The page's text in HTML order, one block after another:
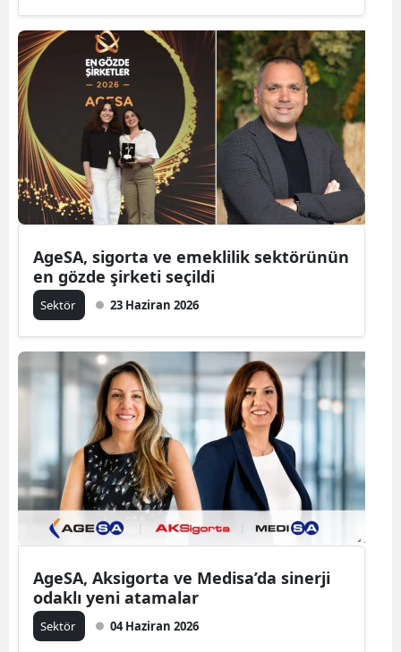
AgeSA, sigorta ve emeklilik sektörünün
en gözde şirketi seçildi
Sektör 23 Haziran 2026
AgeSA, Aksigorta ve Medisa’da sinerji
odaklı yeni atamalar
Sektör 04 Haziran 2026